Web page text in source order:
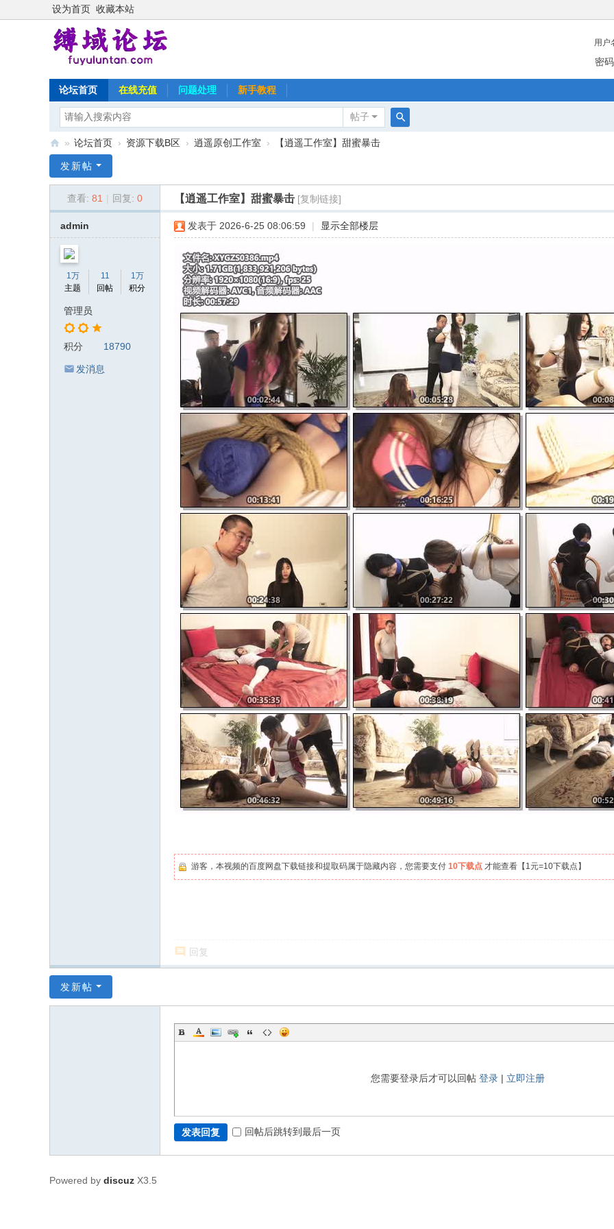
设为首页 收藏本站
用户
密码
论坛首页 在线充值 问题处理 新手教程
帖子
域
» 论坛首页 › 资源下载B区 › 逍遥原创工作室 › 【逍遥工作室】甜蜜暴击
发新帖
查看: 81 回复: 0 【逍遥工作室】甜蜜暴击 [复制链接]
admin
1万
主题
11
回帖
1万
积分
管理员
积分 18790
发消息
发表于 2026-6-25 08:06:59 显示全部楼层
游客，本视频的百度网盘下载链接和提取码属于隐藏内容，您需要支付 10下载点 才能查看【1元=10下载点】
回复
发新帖
您需要登录后才可以回帖 登录| 立即注册
发表回复 回帖后跳转到最后一页
Powered by discuz X3.5